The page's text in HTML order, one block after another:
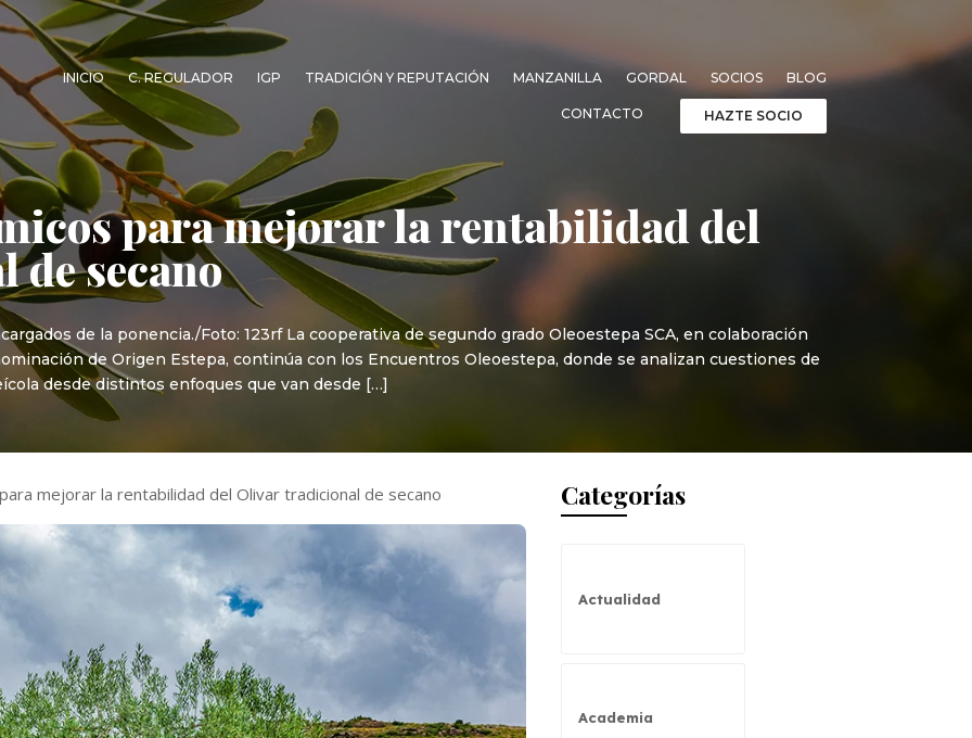
INICIO C. REGULADOR IGP TRADICIÓN Y REPUTACIÓN MANZANILLA GORDAL SOCIOS BLOG
CONTACTO HAZTE SOCIO
para mejorar la rentabilidad del
secano
de la ponencia./Foto: 123rf La cooperativa de segundo grado Oleoestepa SCA, en colaboración
de Origen Estepa, continúa con los Encuentros Oleoestepa, donde se analizan cuestiones de
desde distintos enfoques que van desde […]
mejorar la rentabilidad del Olivar tradicional de secano Categorías
Actualidad
Academia